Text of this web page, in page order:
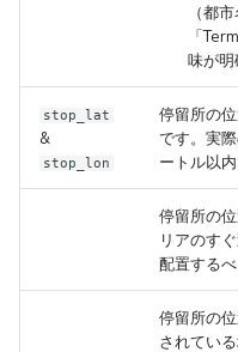
（都
「
味が明
stop_lat
&
stop_lon
停留所の
です。実
ートル以
停留所の
リアのす
配置するべ
停留所の
されてい